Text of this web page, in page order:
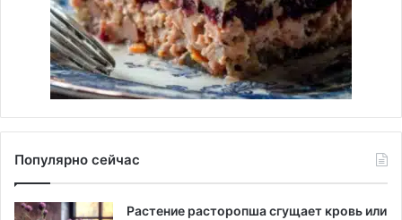
Популярно сейчас
Растение расторопша сгущает кровь или